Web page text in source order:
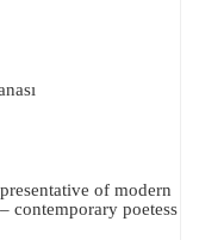
of modern
contemporary poetess